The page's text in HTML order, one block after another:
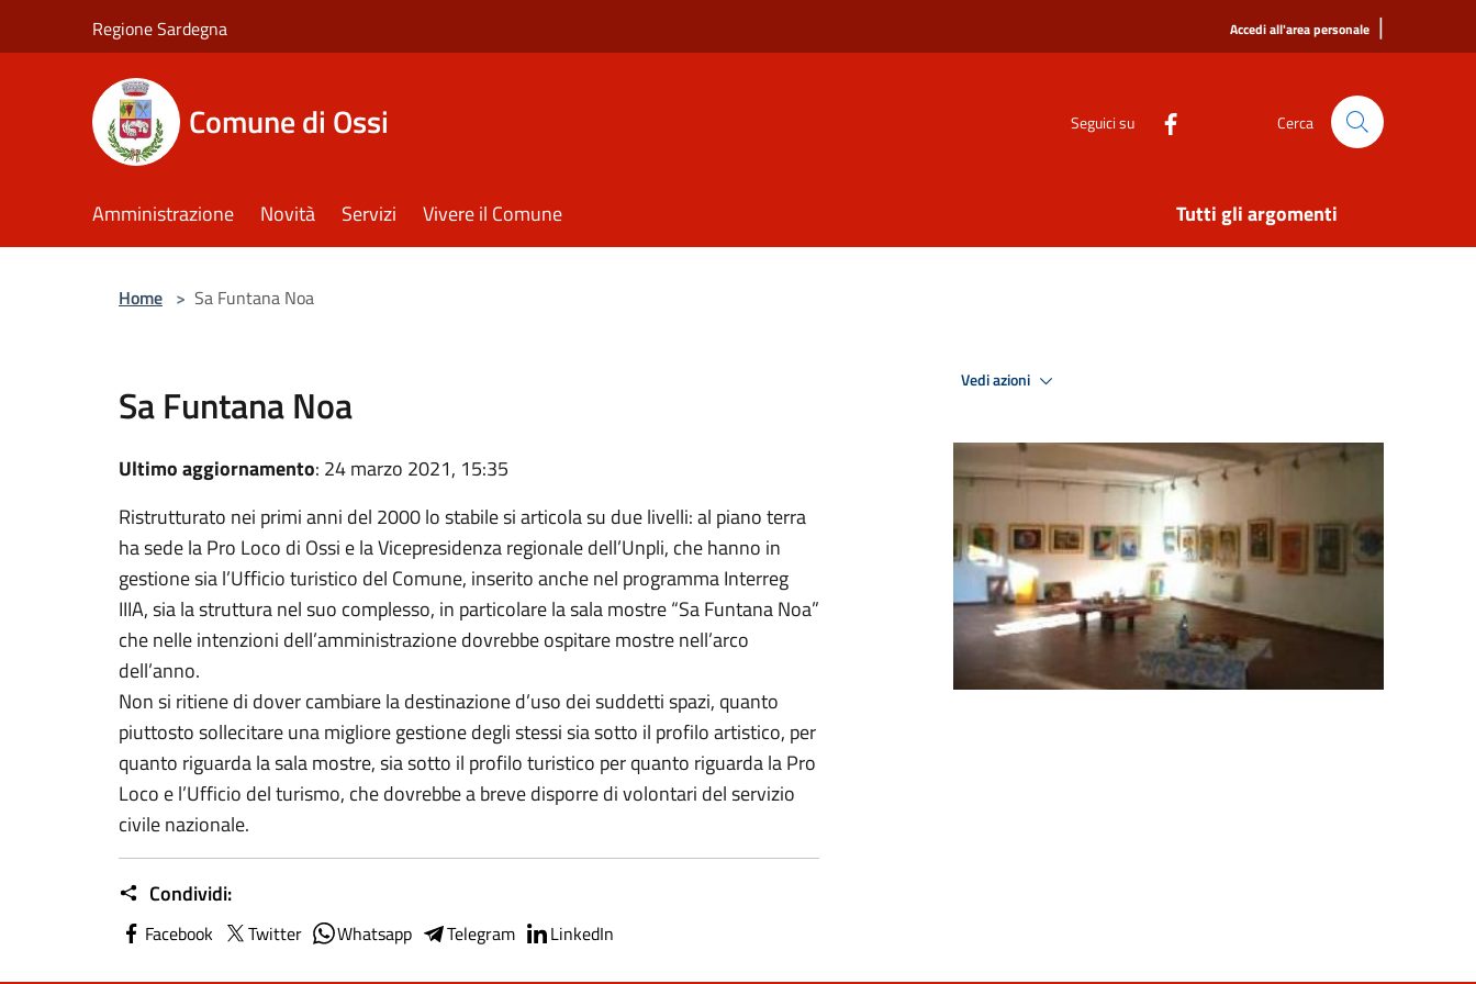
Regione Sardegna Accedi all'area personale |
Comune di Ossi Seguici su Cerca
Amministrazione Novità Servizi Vivere il Comune Tutti gli argomenti
Home > Sa Funtana Noa
Sa Funtana Noa
Ultimo aggiornamento: 24 marzo 2021, 15:35
Ristrutturato nei primi anni del 2000 lo stabile si articola su due livelli: al piano terra
ha sede la Pro Loco di Ossi e la Vicepresidenza regionale dell’Unpli, che hanno in
gestione sia l’Ufficio turistico del Comune, inserito anche nel programma Interreg
IIIA, sia la struttura nel suo complesso, in particolare la sala mostre “Sa Funtana Noa”
che nelle intenzioni dell’amministrazione dovrebbe ospitare mostre nell’arco
dell’anno.
Non si ritiene di dover cambiare la destinazione d’uso dei suddetti spazi, quanto
piuttosto sollecitare una migliore gestione degli stessi sia sotto il profilo artistico, per
quanto riguarda la sala mostre, sia sotto il profilo turistico per quanto riguarda la Pro
Loco e l’Ufficio del turismo, che dovrebbe a breve disporre di volontari del servizio
civile nazionale.
Condividi:
Facebook Twitter Whatsapp Telegram LinkedIn
Vedi azioni